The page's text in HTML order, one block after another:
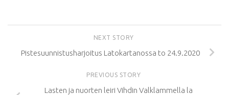
NEXT STORY
Pistesuunnistusharjoitus Latokartanossa to 24.9.2020
PREVIOUS STORY
Lasten ja nuorten leiri Vihdin Valklammella la